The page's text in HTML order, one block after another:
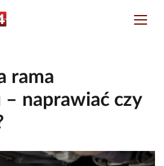
rama
– naprawiać czy